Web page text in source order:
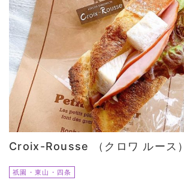
Croix-Rousse （クロワ ルース）
祇園・東山・四条